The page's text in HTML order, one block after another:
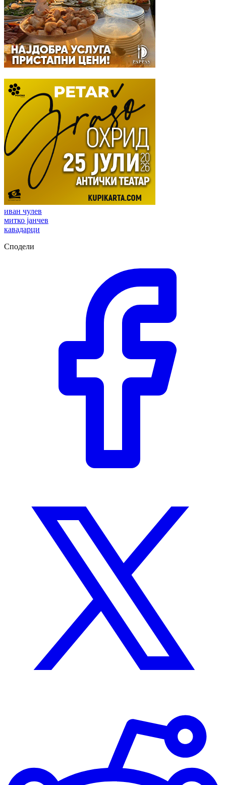
иван чулев
митко јанчев
кавадарци
Сподели